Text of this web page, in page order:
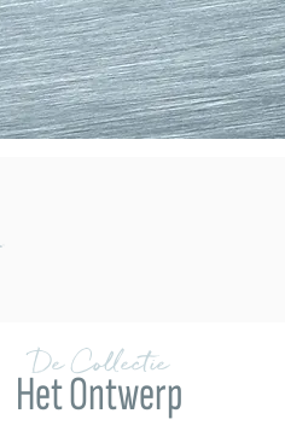
De Collectie
Het Ontwerp